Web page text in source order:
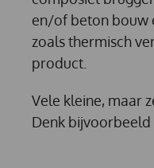
en/of beton bouw
zoals thermisch
product.
Vele kleine, maar
Denk bijvoorbeeld